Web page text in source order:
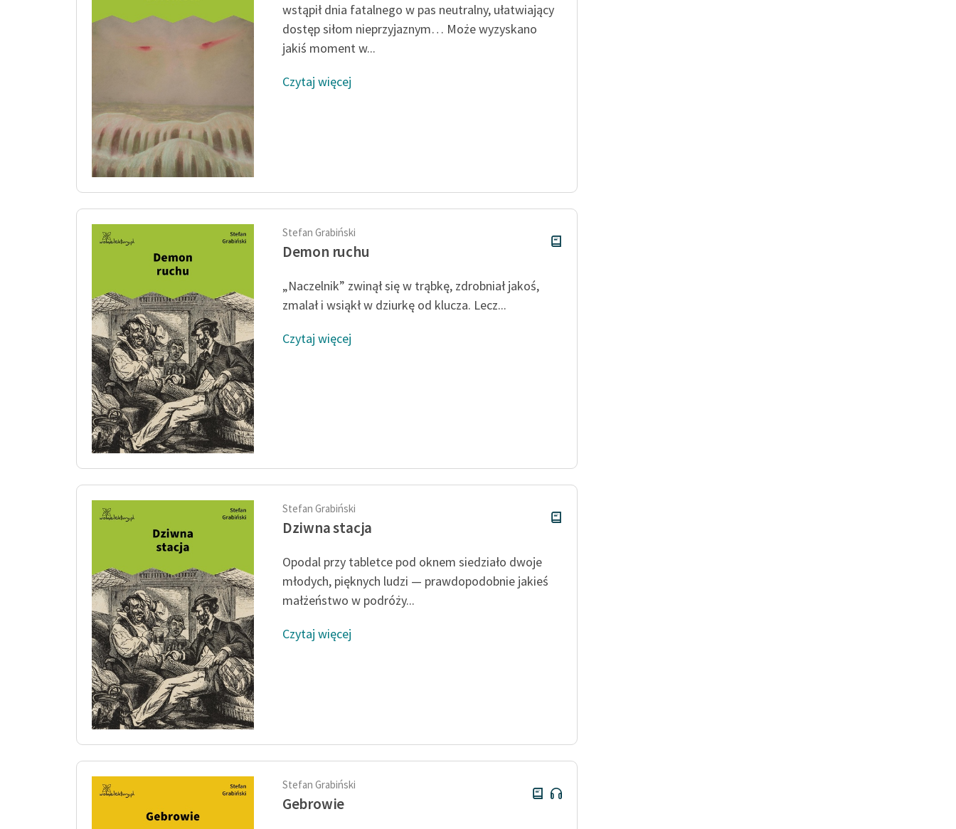
wstąpił dnia fatalnego w pas neutralny, ułatwiający
dostęp siłom nieprzyjaznym… Może wyzyskano
jakiś moment w...
Czytaj więcej
Stefan Grabiński
Demon ruchu
„Naczelnik” zwinął się w trąbkę, zdrobniał jakoś,
zmalał i wsiąkł w dziurkę od klucza. Lecz...
Czytaj więcej
Stefan Grabiński
Dziwna stacja
Opodal przy tabletce pod oknem siedziało dwoje
młodych, pięknych ludzi — prawdopodobnie jakieś
małżeństwo w podróży...
Czytaj więcej
Stefan Grabiński
Gebrowie